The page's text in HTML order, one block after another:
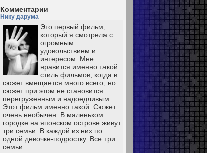
Комментарии
Нику дарума
Это первый фильм,
который я смотрела с
огромным
удовольствием и
интересом. Мне
нравится именно такой
стиль фильмов, когда в
сюжет вмещается много всего, но
сюжет при этом не становится
перегруженным и надоедливым.
Этот фильм именно такой. Сюжет
очень необычен: В маленьком
городке на японском острове живут
три семьи. В каждой из них по
одной девочке-подростку. Все три
семьи...